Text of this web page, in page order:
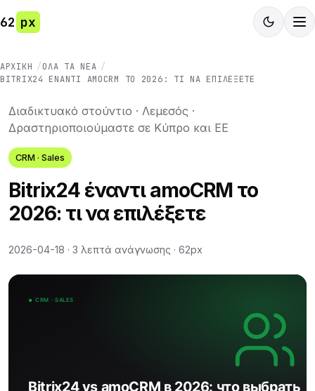
62 px
ΑΡΧΙΚΉ
ΌΛΑ ΤΑ ΝΈΑ
BITRIX24 ΈΝΑΝΤΙ AMOCRM ΤΟ 2026: ΤΙ ΝΑ ΕΠΙΛΈΞΕΤΕ
Διαδικτυακό στούντιο · Λεμεσός ·
Δραστηριοποιούμαστε σε Κύπρο και ΕΕ
CRM · Sales
Bitrix24 έναντι amoCRM το
2026: τι να επιλέξετε
2026-04-18 · 3 λεπτά ανάγνωσης · 62px